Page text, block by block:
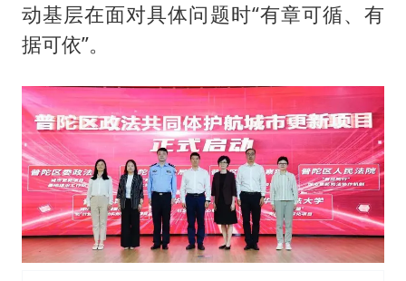
动基层在面对具体问题时“有章可循、有
据可依”。